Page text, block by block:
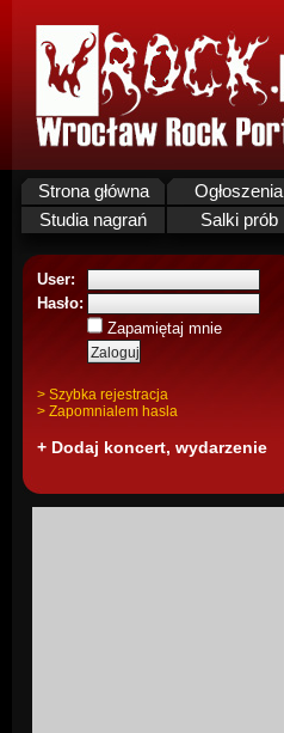
Strona główna Ogłoszenia
Studia nagrań
Salki prób
User:
Hasło:
Zapamiętaj mnie
> Szybka rejestracja
> Zapomnialem hasla
+ Dodaj koncert, wydarzenie